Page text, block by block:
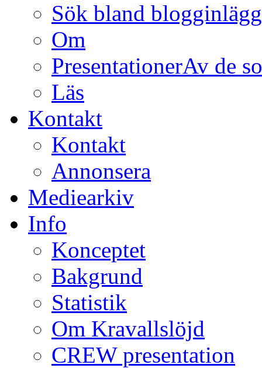
Sök bland
Om
PresentationerAv de
Läs
Kontakt
Kontakt
Annonsera
Mediearkiv
Info
Konceptet
Bakgrund
Statistik
Om Kravallslöjd
CREW presentation